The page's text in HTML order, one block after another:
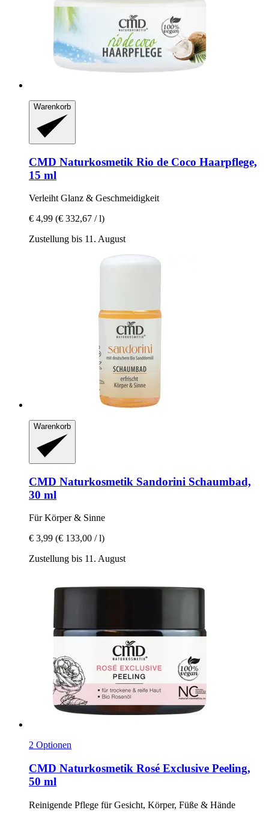
Warenkorb
CMD Naturkosmetik Rio de Coco Haarpflege,
15 ml
Verleiht Glanz & Geschmeidigkeit
€ 4,99 (€ 332,67 / l)
Zustellung bis 11. August
Warenkorb
CMD Naturkosmetik Sandorini Schaumbad,
30 ml
Für Körper & Sinne
€ 3,99 (€ 133,00 / l)
Zustellung bis 11. August
2 Optionen
CMD Naturkosmetik Rosé Exclusive Peeling,
50 ml
Reinigende Pflege für Gesicht, Körper, Füße & Hände